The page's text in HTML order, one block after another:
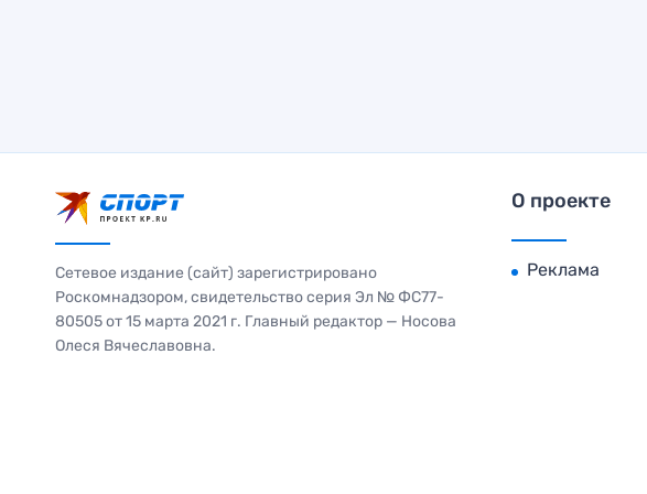
Сетевое издание (сайт) зарегистрировано
Роскомнадзором, свидетельство серия Эл № ФС77-
80505 от 15 марта 2021 г. Главный редактор — Носова
Олеся Вячеславовна.
О проекте
Реклама